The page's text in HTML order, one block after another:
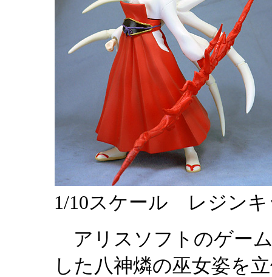
1/10スケール レジン
アリスソフトのゲー
した八神燐の巫女姿を